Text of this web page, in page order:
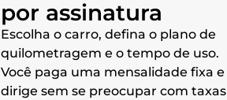
por assinatura
Escolha o carro, defina o plano de
quilometragem e o tempo de uso.
Você paga uma mensalidade fixa e
dirige sem se preocupar com taxas